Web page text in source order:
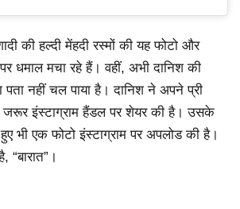
की हल्दी मेंहदी रस्मों की यह फोटो और
पर धमाल मचा रहे हैं। वहीं, अभी दानिश की
नहीं चल पाया है। दानिश ने अपने प्री
जरूर इंस्टाग्राम हैंडल पर शेयर की है। उसके
भी एक फोटो इंस्टाग्राम पर अपलोड की है।